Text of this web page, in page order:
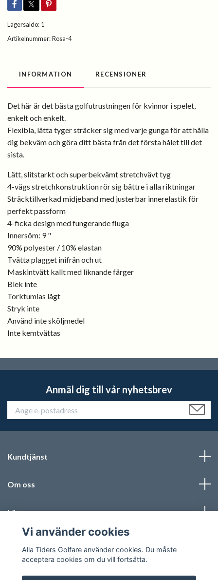
Lagersaldo: 1
Artikelnummer:Rosa-4
INFORMATION RECENSIONER
Det här är det bästa golfutrustningen för kvinnor i spelet,
enkelt och enkelt.
Flexibla, lätta tyger sträcker sig med varje gunga för att hålla
dig bekväm och göra ditt bästa från det första hålet till det
sista.
Lätt, slitstarkt och superbekvämt stretchvävt tyg
4-vägs stretchkonstruktion rör sig bättre i alla riktningar
Sträcktillverkad midjeband med justerbar innerelastik för
perfekt passform
4-ficka design med fungerande fluga
Innersöm: 9 "
90% polyester / 10% elastan
Tvätta plagget inifrån och ut
Maskintvätt kallt med liknande färger
Blek inte
Torktumlas lågt
Stryk inte
Använd inte sköljmedel
Inte kemtvättas
Anmäl dig till vår nyhetsbrev
Kundtjänst
Om oss
Läs mer
Vi använder cookies
Alla Tiders Golfare använder cookies. Du måste
acceptera cookies om du vill fortsätta.